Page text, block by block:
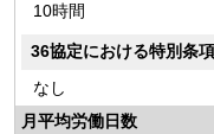
10時間
36協定における特別条項
なし
月平均労働日数